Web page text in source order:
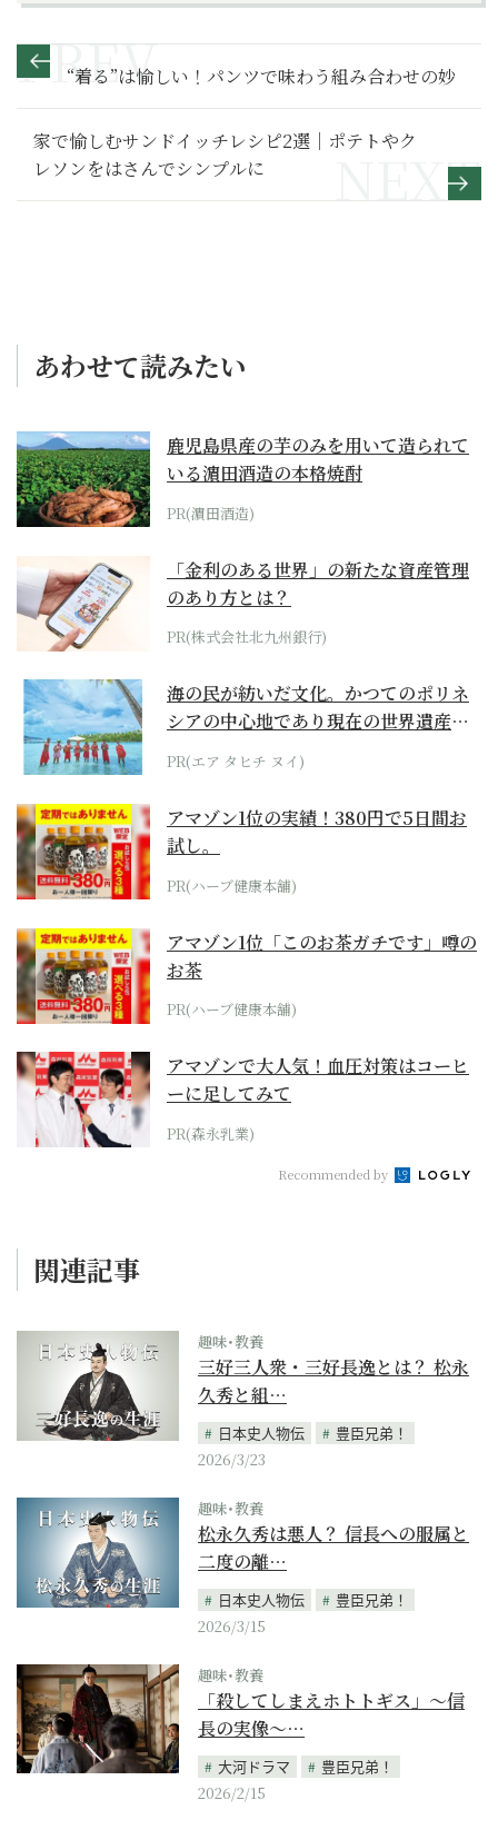
“着る”は愉しい！パンツで味わう組み合わせの妙
家で愉しむサンドイッチレシピ2選｜ポテトやク
レソンをはさんでシンプルに
あわせて読みたい
鹿児島県産の芋のみを用いて造られて
いる濵田酒造の本格焼酎
PR(濵田酒造)
「金利のある世界」の新たな資産管理
のあり方とは？
PR(株式会社北九州銀行)
海の民が紡いだ文化。かつてのポリネ
シアの中心地であり現在の世界遺産か
らみえてくる...
PR(エア タヒチ ヌイ)
アマゾン1位の実績！380円で5日間お
試し。
PR(ハーブ健康本舗)
アマゾン1位「このお茶ガチです」噂の
お茶
PR(ハーブ健康本舗)
アマゾンで大人気！血圧対策はコーヒ
ーに足してみて
PR(森永乳業)
Recommended by
関連記事
趣味･教養
三好三人衆・三好長逸とは？ 松永
久秀と組…
日本史人物伝
豊臣兄弟！
2026/3/23
趣味･教養
松永久秀は悪人？ 信長への服属と
二度の離…
日本史人物伝
豊臣兄弟！
2026/3/15
趣味･教養
「殺してしまえホトトギス」～信
長の実像～…
大河ドラマ
豊臣兄弟！
2026/2/15